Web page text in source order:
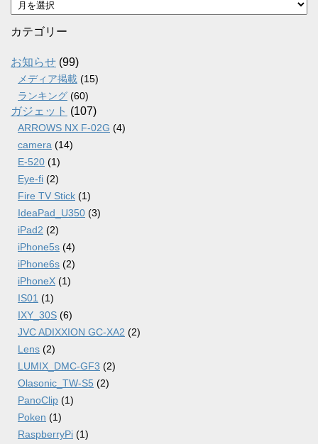
ー
カ
ブ
カテゴリー
お知らせ (99)
メディア掲載 (15)
ランキング (60)
ガジェット (107)
ARROWS NX F-02G (4)
camera (14)
E-520 (1)
Eye-fi (2)
Fire TV Stick (1)
IdeaPad_U350 (3)
iPad2 (2)
iPhone5s (4)
iPhone6s (2)
iPhoneX (1)
IS01 (1)
IXY_30S (6)
JVC ADIXXION GC-XA2 (2)
Lens (2)
LUMIX_DMC-GF3 (2)
Olasonic_TW-S5 (2)
PanoClip (1)
Poken (1)
RaspberryPi (1)